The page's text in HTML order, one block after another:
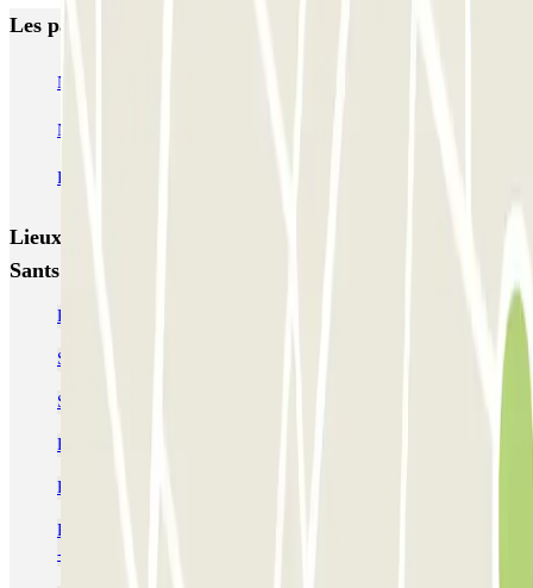
Les parkings les mieux notés à Barcelone
NN Santaló
NN Rocafort
Parking Viajeros
Lieux et événements intéressants à proximité Carrer de
Sants - Rambla Badal
Parkings dans le quartier de Sants-Badal à Barcelone
Se garer près du Camp Nou
Se garer à proximité de Les Corts à Barcelone
Parking Université Barcelone: près de la zone universitaire
Parking Gare Barcelone-Sants | 18 Parkings Pas Cher | Parclick
Réservation de parking près de la Place de la Reina María Cristina
- Barcelone